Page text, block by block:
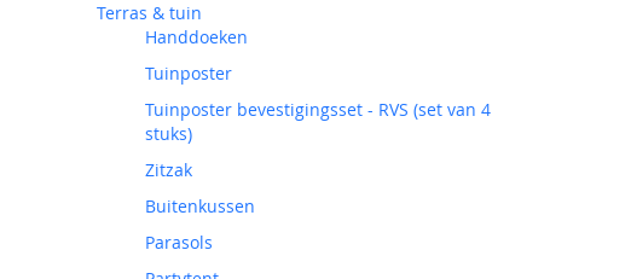
Terras & tuin
Handdoeken
Tuinposter
Tuinposter bevestigingsset - RVS (set van 4
stuks)
Zitzak
Buitenkussen
Parasols